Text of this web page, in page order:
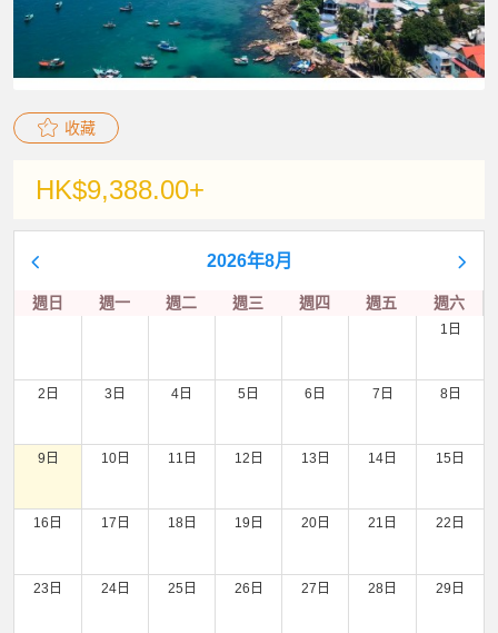
收藏
HK$9,388.00+
2026年8月
週日 週一 週二 週三 週四 週五 週六
1日
2日 3日 4日 5日 6日 7日 8日
9日 10日 11日 12日 13日 14日 15日
16日 17日 18日 19日 20日 21日 22日
23日 24日 25日 26日 27日 28日 29日